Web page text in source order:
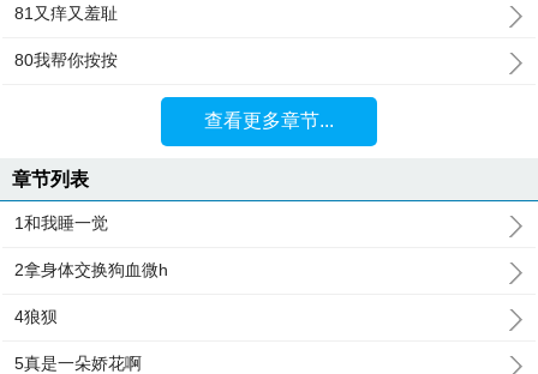
81又痒又羞耻
80我帮你按按
查看更多章节...
章节列表
1和我睡一觉
2拿身体交换狗血微h
4狼狈
5真是一朵娇花啊